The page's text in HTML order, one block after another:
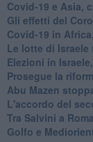
Covid-19 e Asia,
Gli effetti del
Covid-19 in
Le lotte di
Elezioni in
Prosegue la
Abu Mazen
L'accordo del
Tra Salvini a
Golfo e